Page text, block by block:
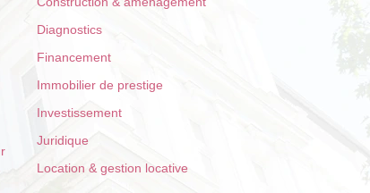
Diagnostics
Financement
Immobilier de prestige
Investissement
Juridique
Location & gestion locative